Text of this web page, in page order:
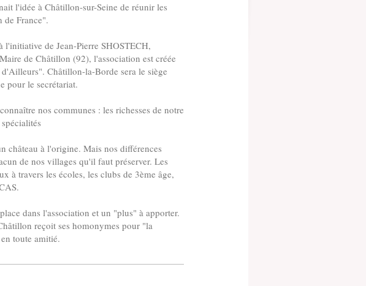
l'idée à Châtillon-sur-Seine de réunir les
de France".
l'initiative de Jean-Pierre SHOSTECH,
de Châtillon (92), l'association est créée
Châtillon-la-Borde sera le siège
pour le secrétariat.
nos communes : les richesses de notre
château à l'origine. Mais nos différences
de nos villages qu'il faut préserver. Les
à travers les écoles, les clubs de 3ème âge,
dans l'association et un "plus" à apporter.
reçoit ses homonymes pour "la
toute amitié.